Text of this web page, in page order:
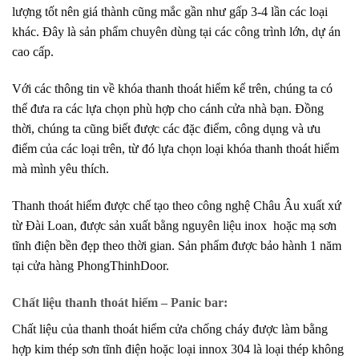
lượng tốt nên giá thành cũng mắc gần như gấp 3-4 lần các loại
khác. Đây là sản phẩm chuyên dùng tại các công trình lớn, dự án
cao cấp.
Với các thông tin về khóa thanh thoát hiểm kể trên, chúng ta có
thể đưa ra các lựa chọn phù hợp cho cánh cửa nhà bạn. Đồng
thời, chúng ta cũng biết được các đặc điểm, công dụng và ưu
điểm của các loại trên, từ đó lựa chọn loại khóa thanh thoát hiểm
mà mình yêu thích.
Thanh thoát hiểm được chế tạo theo công nghệ Châu Âu xuất xứ
từ Đài Loan, được sản xuất bằng nguyên liệu inox hoặc mạ sơn
tĩnh điện bền đẹp theo thời gian. Sản phẩm được bảo hành 1 năm
tại cửa hàng PhongThinhDoor.
Chất liệu thanh thoát hiểm – Panic bar:
Chất liệu của thanh thoát hiểm cửa chống cháy được làm bằng
hợp kim thép sơn tĩnh điện hoặc loại innox 304 là loại thép không